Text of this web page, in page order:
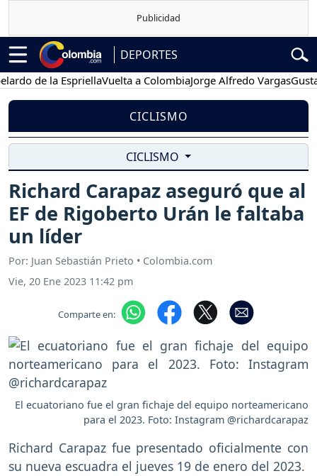
DEPORTES
de la EspriellaVuelta a ColombiaJorge Alfredo VargasGustavo
CICLISMO
CICLISMO
Richard Carapaz aseguró que al
EF de Rigoberto Urán le faltaba
un líder
Por: Juan Sebastián Prieto • Colombia.com
Vie, 20 Ene 2023 11:42 pm
Comparte en:
El ecuatoriano fue el gran fichaje del equipo norteamericano
para el 2023. Foto: Instagram @richardcarapaz
Richard Carapaz fue presentado oficialmente con
su nueva escuadra el jueves 19 de enero del 2023.